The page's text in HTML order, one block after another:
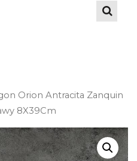
Orion Antracita Zanquin
8X39Cm